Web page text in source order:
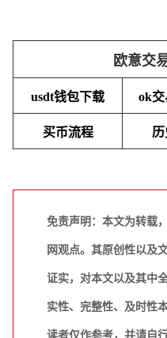
欧意交
usdt钱包下载 ok
买币流程
免责声明：本文为转载
网观点。其原创性以及
证实，对本文以及其中
实性、完整性、及时性
读者仅作参考，并请自